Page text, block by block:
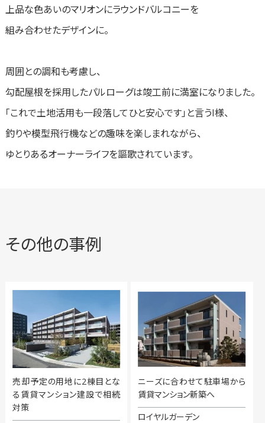
上品な色あいのマリオンにラウンドバルコニーを
組み合わせたデザインに。
周囲との調和も考慮し、
勾配屋根を採用したパルローグは竣工前に満室になりました。
「これで土地活用も一段落してひと安心です」と言うI様、
釣りや模型飛行機などの趣味を楽しまれながら、
ゆとりあるオーナーライフを謳歌されています。
その他の事例
売却予定の用地に2棟目とな
る賃貸マンション建設で相続
対策
ニーズに合わせて駐車場から
賃貸マンション新築へ
ロイヤルガーデン